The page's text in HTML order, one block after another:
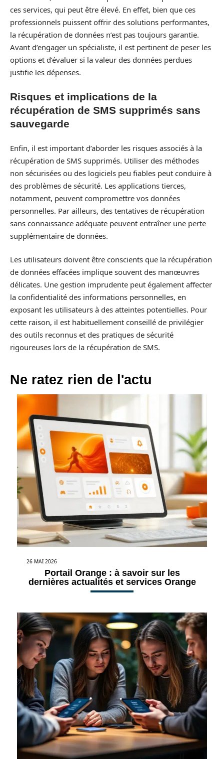
ces services, qui peut être élevé. En effet, bien que ces
professionnels puissent offrir des solutions performantes,
la récupération de données n’est pas toujours garantie.
Avant d’engager un spécialiste, il est pertinent de peser les
options et d’évaluer si la valeur des données perdues
justifie les dépenses.
Risques et implications de la
récupération de SMS supprimés sans
sauvegarde
Enfin, il est important d’aborder les risques associés à la
récupération de SMS supprimés. Utiliser des méthodes
non sécurisées ou des logiciels peu fiables peut conduire à
des problèmes de sécurité. Les applications tierces,
notamment, peuvent compromettre vos données
personnelles. Par ailleurs, des tentatives de récupération
sans connaissance adéquate peuvent entraîner une perte
supplémentaire de données.
Les utilisateurs doivent être conscients que la récupération
de données effacées implique souvent des manœuvres
délicates. Une gestion imprudente peut également affecter
la confidentialité des informations personnelles, en
exposant les utilisateurs à des atteintes potentielles. Pour
cette raison, il est habituellement conseillé de privilégier
des outils reconnus et des pratiques de sécurité
rigoureuses lors de la récupération de SMS.
Ne ratez rien de l'actu
26 MAI 2026
Portail Orange : à savoir sur les
dernières actualités et services Orange